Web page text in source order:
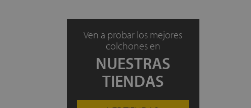
Ven a probar los mejores
colchones en
NUESTRAS
TIENDAS